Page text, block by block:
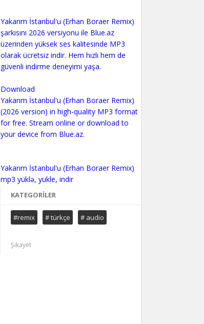
Yakarım İstanbul'u (Erhan Boraer Remix)
şarkısını 2026 versiyonu ile Blue.az
üzerinden yüksek ses kalitesinde MP3
olarak ücretsiz indir. Hem hızlı hem de
güvenli indirme deneyimi yaşa.
Download
Yakarım İstanbul'u (Erhan Boraer Remix)
(2026 version) in high-quality MP3 format
for free. Stream online or download to
your device from Blue.az.
Yakarım İstanbul'u (Erhan Boraer Remix)
mp3 yüklə, yukle, indir
KATEGORILER
#remix # türkçe # audio
Şikayet